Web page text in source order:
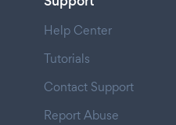
Help Center
Tutorials
Contact Support
Report Abuse